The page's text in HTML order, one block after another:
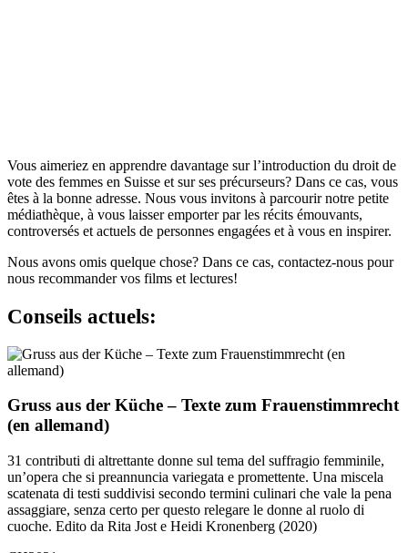
Vous aimeriez en apprendre davantage sur l’introduction du droit de
vote des femmes en Suisse et sur ses précurseurs? Dans ce cas, vous
êtes à la bonne adresse. Nous vous invitons à parcourir notre petite
médiathèque, à vous laisser emporter par les récits émouvants,
controversés et actuels de personnes engagées et à vous en inspirer.
Nous avons omis quelque chose? Dans ce cas, contactez-nous pour
nous recommander vos films et lectures!
Conseils actuels:
Gruss aus der Küche – Texte zum Frauenstimmrecht
(en allemand)
31 contributi di altrettante donne sul tema del suffragio femminile,
un’opera che si preannuncia variegata e promettente. Una miscela
scatenata di testi suddivisi secondo termini culinari che vale la pena
assaggiare, senza certo per questo relegare le donne al ruolo di
cuoche. Edito da Rita Jost e Heidi Kronenberg (2020)